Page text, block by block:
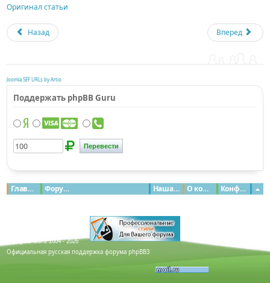
Оригинал статьи
Назад Вперед
Joomla SEF URLs by Artio
Поддержать phpBB Guru
Главная Форумы Конфиденциальность
О команде
Наша команда
© phpBB Guru 2004 - 2026
Официальная русская поддержка форума phpBB3